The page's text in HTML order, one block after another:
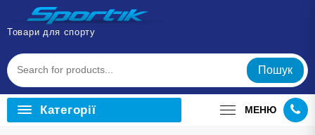
Перейти
вмісту
Товари для спорту
Пошук
Категорії МЕНЮ